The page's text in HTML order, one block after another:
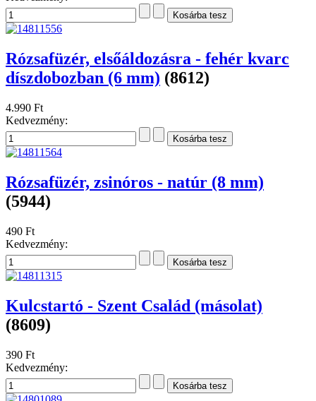
Rózsafüzér, elsőáldozásra - fehér kvarc
díszdobozban (6 mm) (8612)
4.990 Ft
Kedvezmény:
Rózsafüzér, zsinóros - natúr (8 mm)
(5944)
490 Ft
Kedvezmény:
Kulcstartó - Szent Család (másolat)
(8609)
390 Ft
Kedvezmény: